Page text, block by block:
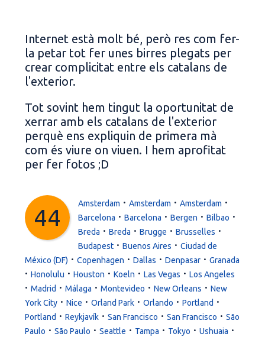
Internet està molt bé, però res com fer-
la petar tot fer unes birres plegats per
crear complicitat entre els catalans de
l'exterior.
Tot sovint hem tingut la oportunitat de
xerrar amb els catalans de l'exterior
perquè ens expliquin de primera mà
com és viure on viuen. I hem aprofitat
per fer fotos ;D
44
Amsterdam · Amsterdam · Amsterdam ·
Barcelona · Barcelona · Bergen · Bilbao ·
Breda · Breda · Brugge · Brusselles ·
Budapest · Buenos Aires · Ciudad de
México (DF) · Copenhagen · Dallas · Denpasar · Granada
· Honolulu · Houston · Koeln · Las Vegas · Los Angeles
· Madrid · Málaga · Montevideo · New Orleans · New
York City · Nice · Orland Park · Orlando · Portland ·
Portland · Reykjavík · San Francisco · San Francisco · São
Paulo · São Paulo · Seattle · Tampa · Tokyo · Ushuaia ·